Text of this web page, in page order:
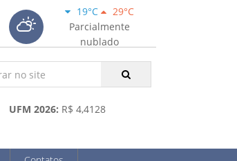
19°C
29°C
Parcialmente
nublado
UFM 2026: R$ 4,4128